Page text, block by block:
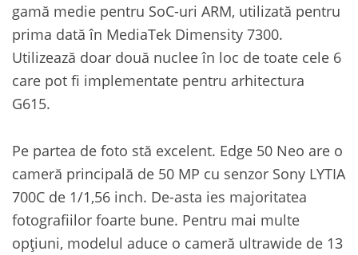
gamă medie pentru SoC-uri ARM, utilizată pentru
prima dată în MediaTek Dimensity 7300.
Utilizează doar două nuclee în loc de toate cele 6
care pot fi implementate pentru arhitectura
G615.
Pe partea de foto stă excelent. Edge 50 Neo are o
cameră principală de 50 MP cu senzor Sony LYTIA
700C de 1/1,56 inch. De-asta ies majoritatea
fotografiilor foarte bune. Pentru mai multe
opțiuni, modelul aduce o cameră ultrawide de 13